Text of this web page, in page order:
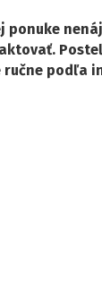
ponuke
ručne podľa